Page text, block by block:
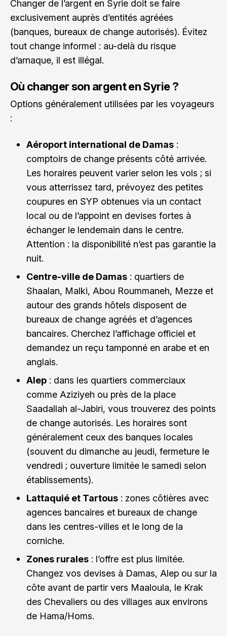
Changer de l’argent en Syrie doit se faire
exclusivement auprès d’entités agréées
(banques, bureaux de change autorisés). Évitez
tout change informel : au-delà du risque
d’arnaque, il est illégal.
Où changer son argent en Syrie ?
Options généralement utilisées par les voyageurs
:
Aéroport international de Damas :
comptoirs de change présents côté arrivée.
Les horaires peuvent varier selon les vols ; si
vous atterrissez tard, prévoyez des petites
coupures en SYP obtenues via un contact
local ou de l’appoint en devises fortes à
échanger le lendemain dans le centre.
Attention : la disponibilité n’est pas garantie la
nuit.
Centre-ville de Damas : quartiers de
Shaalan, Malki, Abou Roummaneh, Mezze et
autour des grands hôtels disposent de
bureaux de change agréés et d’agences
bancaires. Cherchez l’affichage officiel et
demandez un reçu tamponné en arabe et en
anglais.
Alep : dans les quartiers commerciaux
comme Aziziyeh ou près de la place
Saadallah al-Jabiri, vous trouverez des points
de change autorisés. Les horaires sont
généralement ceux des banques locales
(souvent du dimanche au jeudi, fermeture le
vendredi ; ouverture limitée le samedi selon
établissements).
Lattaquié et Tartous : zones côtières avec
agences bancaires et bureaux de change
dans les centres-villes et le long de la
corniche.
Zones rurales : l’offre est plus limitée.
Changez vos devises à Damas, Alep ou sur la
côte avant de partir vers Maaloula, le Krak
des Chevaliers ou des villages aux environs
de Hama/Homs.